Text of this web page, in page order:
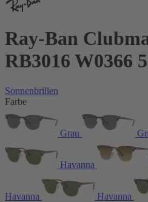
Ray-Ban
RB3016 W0366
Sonnenbrillen
Farbe
Grau
Havanna
Havanna Havanna